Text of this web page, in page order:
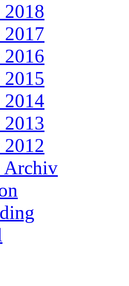
2018
2017
2016
2015
2014
2013
2012
Archiv